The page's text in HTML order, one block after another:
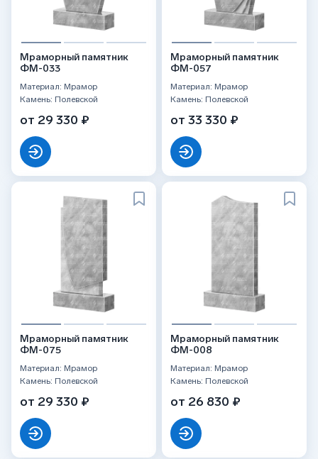
Мраморный памятник
ФМ-033
Материал: Мрамор
Камень: Полевской
от 29 330 ₽
Мраморный памятник
ФМ-057
Материал: Мрамор
Камень: Полевской
от 33 330 ₽
Мраморный памятник
ФМ-075
Материал: Мрамор
Камень: Полевской
от 29 330 ₽
Мраморный памятник
ФМ-008
Материал: Мрамор
Камень: Полевской
от 26 830 ₽